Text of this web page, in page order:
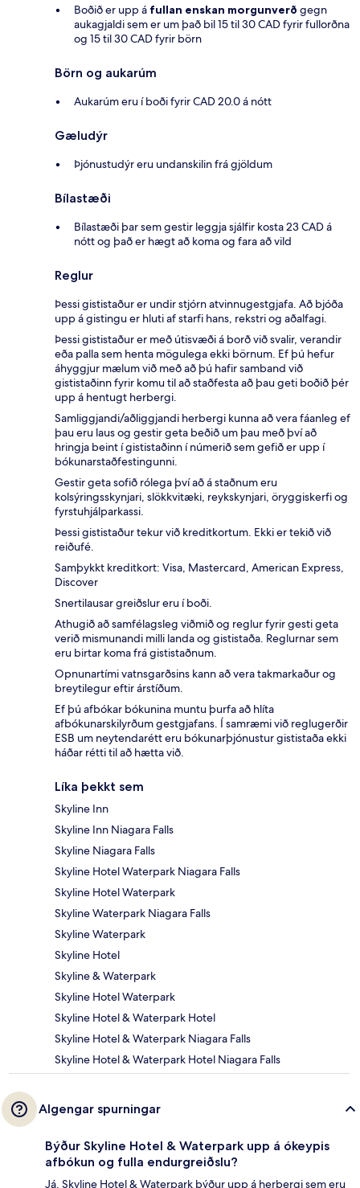
Boðið er upp á fullan enskan morgunverð gegn
aukagjaldi sem er um það bil 15 til 30 CAD fyrir fullorðna
og 15 til 30 CAD fyrir börn
Börn og aukarúm
Aukarúm eru í boði fyrir CAD 20.0 á nótt
Gæludýr
Þjónustudýr eru undanskilin frá gjöldum
Bílastæði
Bílastæði þar sem gestir leggja sjálfir kosta 23 CAD á
nótt og það er hægt að koma og fara að vild
Reglur
Þessi gististaður er undir stjórn atvinnugestgjafa. Að bjóða
upp á gistingu er hluti af starfi hans, rekstri og aðalfagi.
Þessi gististaður er með útisvæði á borð við svalir, verandir
eða palla sem henta mögulega ekki börnum. Ef þú hefur
áhyggjur mælum við með að þú hafir samband við
gististaðinn fyrir komu til að staðfesta að þau geti boðið þér
upp á hentugt herbergi.
Samliggjandi/aðliggjandi herbergi kunna að vera fáanleg ef
þau eru laus og gestir geta beðið um þau með því að
hringja beint í gististaðinn í númerið sem gefið er upp í
bókunarstaðfestingunni.
Gestir geta sofið rólega því að á staðnum eru
kolsýringsskynjari, slökkvitæki, reykskynjari, öryggiskerfi og
fyrstuhjálparkassi.
Þessi gististaður tekur við kreditkortum. Ekki er tekið við
reiðufé.
Samþykkt kreditkort: Visa, Mastercard, American Express,
Discover
Snertilausar greiðslur eru í boði.
Athugið að samfélagsleg viðmið og reglur fyrir gesti geta
verið mismunandi milli landa og gististaða. Reglurnar sem
eru birtar koma frá gististaðnum.
Opnunartími vatnsgarðsins kann að vera takmarkaður og
breytilegur eftir árstíðum.
Ef þú afbókar bókunina muntu þurfa að hlíta
afbókunarskilyrðum gestgjafans. Í samræmi við reglugerðir
ESB um neytendarétt eru bókunarþjónustur gististaða ekki
háðar rétti til að hætta við.
Líka þekkt sem
Skyline Inn
Skyline Inn Niagara Falls
Skyline Niagara Falls
Skyline Hotel Waterpark Niagara Falls
Skyline Hotel Waterpark
Skyline Waterpark Niagara Falls
Skyline Waterpark
Skyline Hotel
Skyline & Waterpark
Skyline Hotel Waterpark
Skyline Hotel & Waterpark Hotel
Skyline Hotel & Waterpark Niagara Falls
Skyline Hotel & Waterpark Hotel Niagara Falls
Algengar spurningar
Býður Skyline Hotel & Waterpark upp á ókeypis
afbókun og fulla endurgreiðslu?
Já, Skyline Hotel & Waterpark býður upp á herbergi sem eru